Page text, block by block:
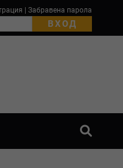
Забравена парола